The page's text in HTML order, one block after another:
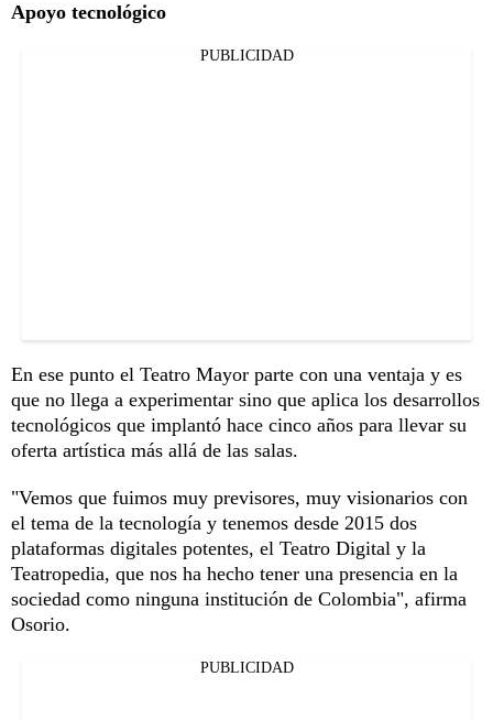
Apoyo tecnológico
PUBLICIDAD
En ese punto el Teatro Mayor parte con una ventaja y es
que no llega a experimentar sino que aplica los desarrollos
tecnológicos que implantó hace cinco años para llevar su
oferta artística más allá de las salas.
"Vemos que fuimos muy previsores, muy visionarios con
el tema de la tecnología y tenemos desde 2015 dos
plataformas digitales potentes, el Teatro Digital y la
Teatropedia, que nos ha hecho tener una presencia en la
sociedad como ninguna institución de Colombia", afirma
Osorio.
PUBLICIDAD